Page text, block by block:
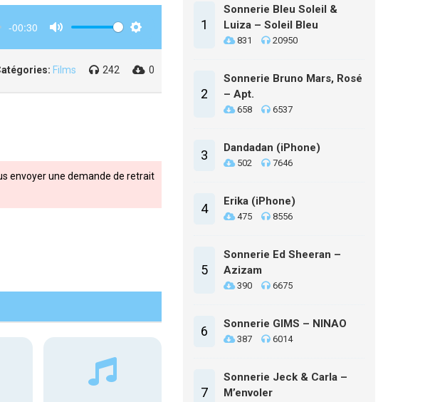
-00:30
Films 242 0
envoyer une demande de retrait
1
Sonnerie Bleu Soleil &
Luiza – Soleil Bleu
831 20950
2
Sonnerie Bruno Mars, Rosé
– Apt.
658 6537
3 Dandadan (iPhone)
502 7646
4 Erika (iPhone)
475 8556
5
Sonnerie Ed Sheeran –
Azizam
390 6675
6 Sonnerie GIMS – NINAO
387 6014
7
Sonnerie Jeck & Carla –
M’envoler